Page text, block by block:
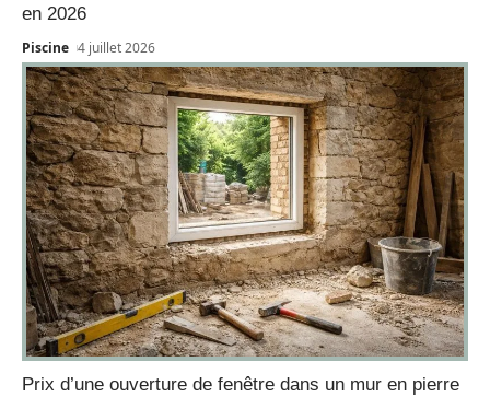
en 2026
Piscine 4 juillet 2026
Prix d’une ouverture de fenêtre dans un mur en pierre